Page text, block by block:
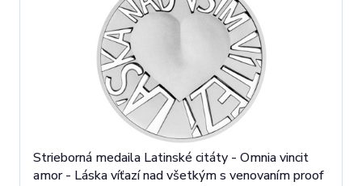
Strieborná medaila Latinské citáty - Omnia vincit
amor - Láska víťazí nad všetkým s venovaním proof